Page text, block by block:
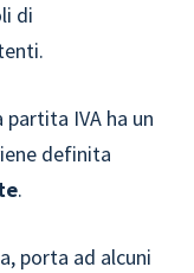
di
partita IVA ha un
definita
.
porta ad alcuni